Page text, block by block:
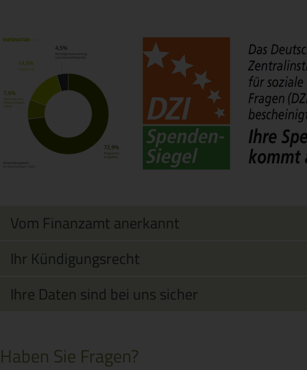
Vom Finanzamt anerkannt
Ihr Kündigungsrecht
Ihre Daten sind bei uns sicher
Haben Sie Fragen?